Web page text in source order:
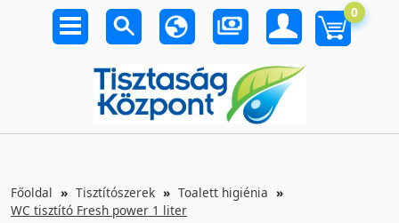
0
Főoldal Tisztítószerek
Toalett higiénia
WC tisztító Fresh power 1 liter